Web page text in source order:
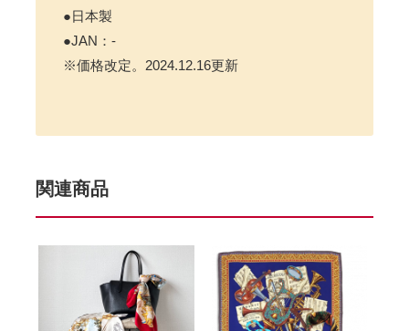
●日本製
●JAN：-
※価格改定。2024.12.16更新
関連商品